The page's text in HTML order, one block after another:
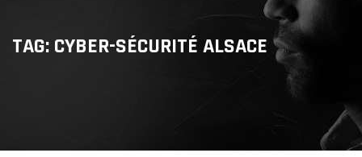
TAG: CYBER-SÉCURITÉ ALSACE